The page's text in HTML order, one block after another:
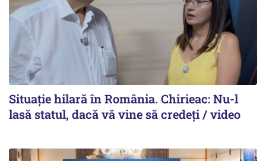
Situație hilară în România. Chirieac: Nu-l
lasă statul, dacă vă vine să credeți / video